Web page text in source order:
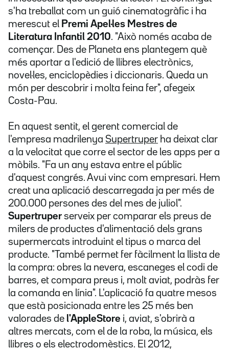
s'ha treballat com un guió cinematogràfic i ha
merescut el Premi Apel·les Mestres de
Literatura Infantil 2010. "Això només acaba de
començar. Des de Planeta ens plantegem què
més aportar a l'edició de llibres electrònics,
novel·les, enciclopèdies i diccionaris. Queda un
món per descobrir i molta feina fer", afegeix
Costa-Pau.
En aquest sentit, el gerent comercial de
l'empresa madrilenya Supertruper ha deixat clar
a la velocitat que corre el sector de les apps per a
mòbils. "Fa un any estava entre el públic
d'aquest congrés. Avui vinc com empresari. Hem
creat una aplicació descarregada ja per més de
200.000 persones des del mes de juliol".
Supertruper serveix per comparar els preus de
milers de productes d'alimentació dels grans
supermercats introduint el tipus o marca del
producte. "També permet fer fàcilment la llista de
la compra: obres la nevera, escaneges el codi de
barres, et compara preus i, molt aviat, podràs fer
la comanda en línia". L'aplicació fa quatre mesos
que està posicionada entre les 25 més ben
valorades de l'AppleStore i, aviat, s'obrirà a
altres mercats, com el de la roba, la música, els
llibres o els electrodomèstics. El 2012,